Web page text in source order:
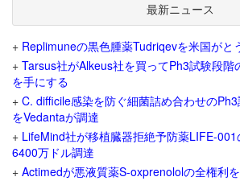
最新ニュース
+ Replimuneの黒色腫薬Tudriqevを米国がと
+ Tarsus社がAlkeus社を買ってPh3試験段階
を手にする
+ C. difficile感染を防ぐ細菌詰め合わせの
をVedantaが調達
+ LifeMind社が移植臓器拒絶予防薬LIFE-
6400万ドル調達
+ Actimedが悪液質薬S-oxprenololの全権利